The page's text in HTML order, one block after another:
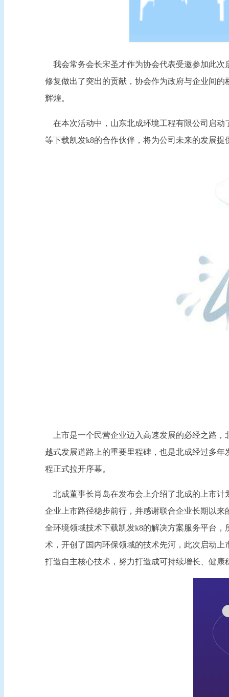
我会常务会长宋圣才作为协会代表受邀参加此次
修复做出了突出的贡献， 协会作为政府与企业间的
辉煌。
在本次活动中 ， 山东北成环境工程有限公司启动
等下载凯发k8的合作伙伴 ，将为公司未来的发展提
上市是一个民营企业迈入高速发展的必经之路，
越式发展道路上的重要里程碑，也是北成经过多
程正式拉开序幕。
北成董事长肖岛在发布会上介绍了北成的上市计
企业上市路径稳步前行，并感谢联合企业长期以
全环境领域技术下载凯发k8的解决方案服务平台，
术，开创了国内环保领域的技术先河，此次启动
打造自主核心技术，努力打造成可持续增长、健康